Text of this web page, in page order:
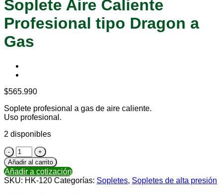
Soplete Aire Caliente
Profesional tipo Dragon a
Gas
$565.990
Soplete profesional a gas de aire caliente.
Uso profesional.
2 disponibles
Añadir al carrito
Añadir a cotización
SKU: HK-120 Categorías: Sopletes, Sopletes de alta presión